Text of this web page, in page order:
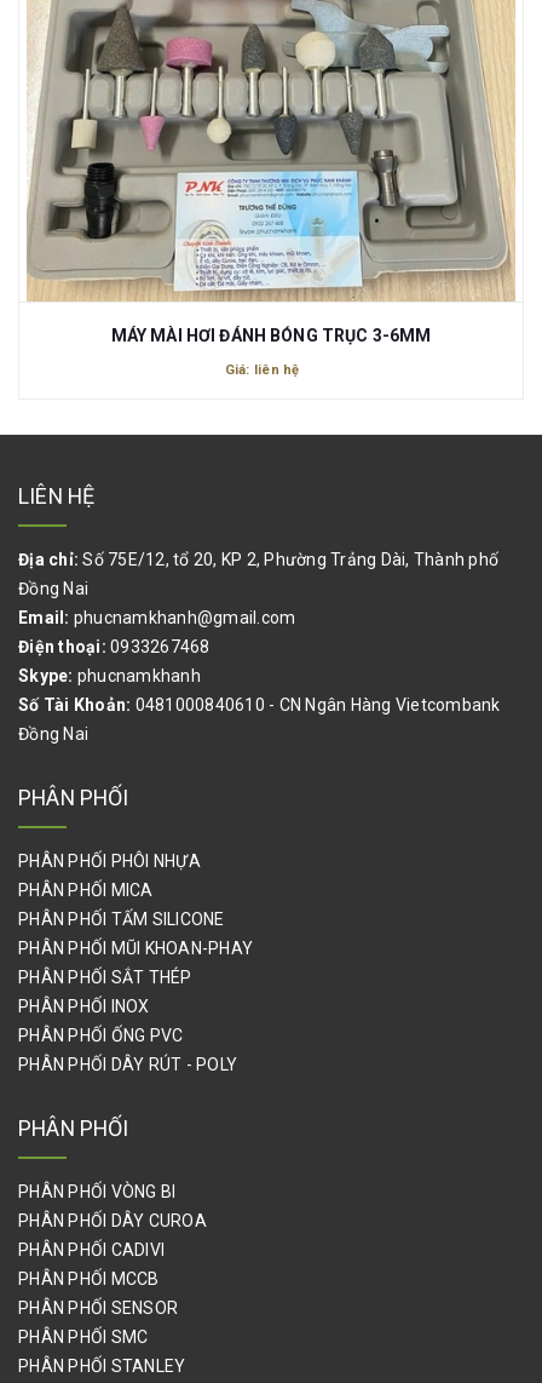
MÁY MÀI HƠI ĐÁNH BÓNG TRỤC 3-6MM
Giá: liên hệ
LIÊN HỆ
Địa chỉ: Số 75E/12, tổ 20, KP 2, Phường Trảng Dài, Thành phố
Đồng Nai
Email: phucnamkhanh@gmail.com
Điện thoại: 0933267468
Skype: phucnamkhanh
Số Tài Khoản: 0481000840610 - CN Ngân Hàng Vietcombank
Đồng Nai
PHÂN PHỐI
PHÂN PHỐI PHÔI NHỰA
PHÂN PHỐI MICA
PHÂN PHỐI TẤM SILICONE
PHÂN PHỐI MŨI KHOAN-PHAY
PHÂN PHỐI SẮT THÉP
PHÂN PHỐI INOX
PHÂN PHỐI ỐNG PVC
PHÂN PHỐI DÂY RÚT - POLY
PHÂN PHỐI
PHÂN PHỐI VÒNG BI
PHÂN PHỐI DÂY CUROA
PHÂN PHỐI CADIVI
PHÂN PHỐI MCCB
PHÂN PHỐI SENSOR
PHÂN PHỐI SMC
PHÂN PHỐI STANLEY